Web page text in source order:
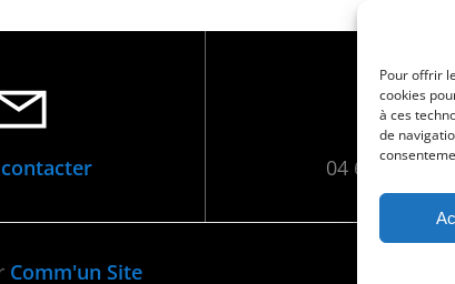
Pour offrir
cookies
à ces
de
04 66 88 01
Comm'un Site